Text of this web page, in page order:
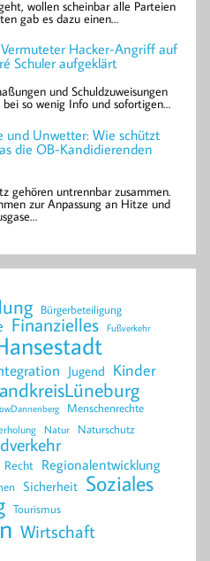
wollen scheinbar alle Parteien
gab es dazu einen…
Vermuteter Hacker-Angriff auf
Schuler aufgeklärt
und Schuldzuweisungen
so wenig Info und sofortigen…
und Unwetter: Wie schützt
die OB-Kandidierenden
gehören untrennbar zusammen.
zur Anpassung an Hitze und
Bürgerbeteiligung
Finanzielles Fußverkehr
Jugend Kinder
Menschenrechte
Natur Naturschutz
Recht Regionalentwicklung
Sicherheit Soziales
Tourismus
Wirtschaft